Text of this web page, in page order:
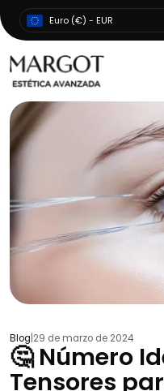
Euro (€) - EUR
Blog 29 de marzo de 2024
🤔 Número
Tensores